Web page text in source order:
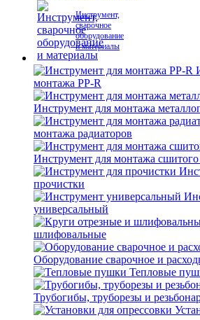
Инструмент,
сварочное
оборудование
и материалы
монтажа PP-R
Инструмент для монтажа
монтажа радиаторов
Инструмент для монтажа сшитого
прочистки
универсальный
шлифовальные
Оборудование сварочное и
Тепловые
Трубогибы, труборезы и